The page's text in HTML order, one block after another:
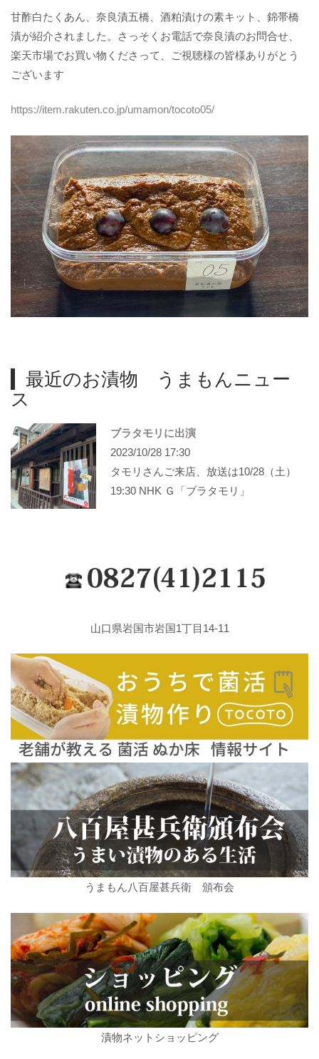
甘酢白たくあん、奈良漬五橋、酒粕漬けの素キット、錦帯橋
漬が紹介されました。さっそくお電話で奈良漬のお問合せ、
楽天市場でお買い物くださって、ご視聴様の皆様ありがとう
ございます
https://item.rakuten.co.jp/umamon/tocoto05/
最近のお漬物 うまもんニュー
ス
ブラタモリに出演
2023/10/28 17:30
タモリさんご来店、放送は10/28（土）
19:30 NHK Ｇ「ブラタモリ」
山口県岩国市岩国1丁目14-11
うまもん八百屋甚兵衛 頒布会
漬物ネットショッピング